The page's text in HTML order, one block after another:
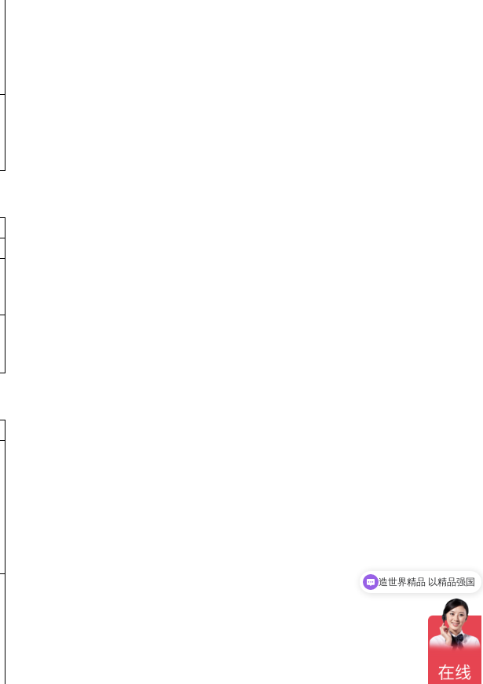
中国水质采样器的开创者